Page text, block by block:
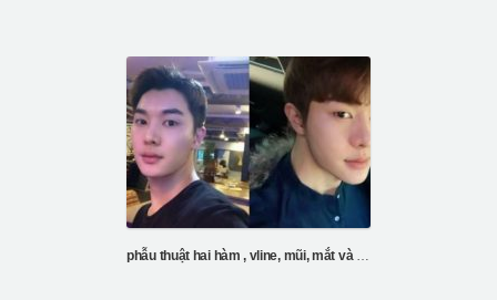
phẫu thuật hai hàm , vline, mũi, mắt và tiêm mỡ trán